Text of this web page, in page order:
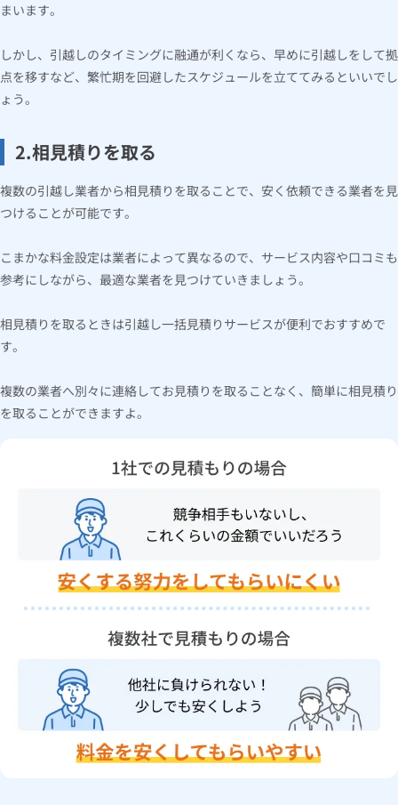
まいます。
しかし、引越しのタイミングに融通が利くなら、早めに引越しをして拠
点を移すなど、繁忙期を回避したスケジュールを立ててみるといいでし
ょう。
2.相見積りを取る
複数の引越し業者から相見積りを取ることで、安く依頼できる業者を見
つけることが可能です。
こまかな料金設定は業者によって異なるので、サービス内容や口コミも
参考にしながら、最適な業者を見つけていきましょう。
相見積りを取るときは引越し一括見積りサービスが便利でおすすめで
す。
複数の業者へ別々に連絡してお見積りを取ることなく、簡単に相見積り
を取ることができますよ。